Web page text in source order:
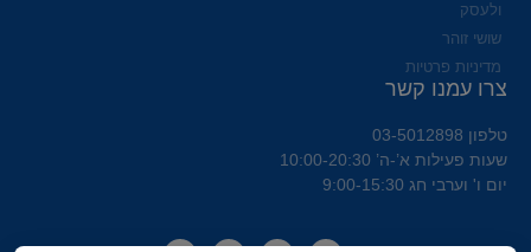
ולעסק
שושי זוהר
מדיניות פרטיות
צרו עמנו קשר
טלפון 03-5012898
שעות פעילות א’-ה’ 10:00-20:30
יום ו' וערבי חג 9:00-15:30